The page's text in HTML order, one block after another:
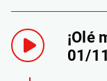
¡Olé
01/